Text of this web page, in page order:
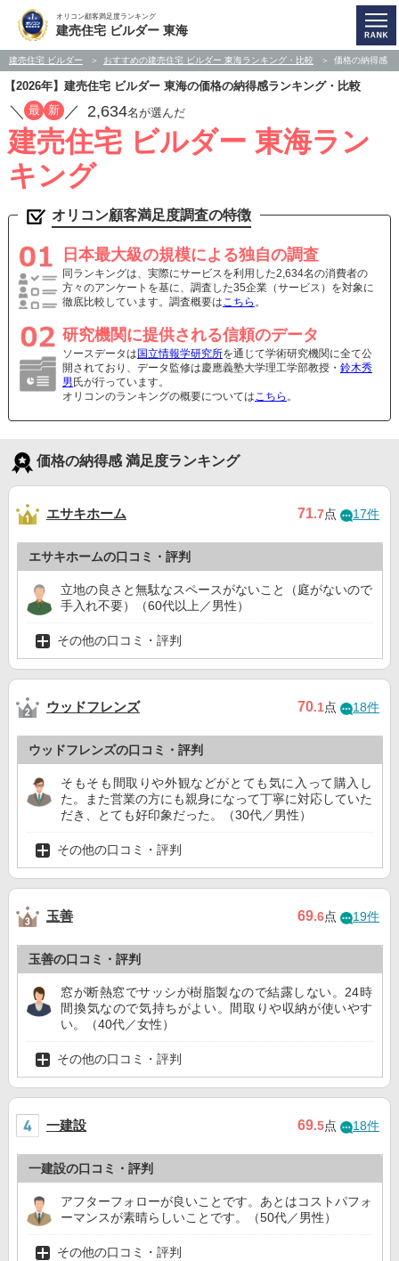
オリコン顧客満足度ランキング
建売住宅 ビルダー 東海
建売住宅 ビルダー おすすめの建売住宅 ビルダー 東海ランキング・比較 価格の納得感
【2026年】建売住宅 ビルダー 東海の価格の納得感ランキング・比較
／ 最 新 ／ 2,634名が選んだ
建売住宅 ビルダー 東海ラン
キング
オリコン顧客満足度調査の特徴
日本最大級の規模による独自の調査
同ランキングは、実際にサービスを利用した2,634名の消費者の
方々のアンケートを基に、調査した35企業（サービス）を対象に
徹底比較しています。調査概要はこちら 。
研究機関に提供される信頼のデータ
ソースデータは 国立情報学研究所を通じて学術研究機関に全て公
開されており、データ監修は慶應義塾大学理工学部教授・ 鈴木秀
男 氏が行っています。
オリコンのランキングの概要についてはこちら 。
価格の納得感 満足度ランキング
エサキホーム 71.7点 17件
エサキホームの口コミ・評判
立地の良さと無駄なスペースがないこと（庭がないので
手入れ不要）（60代以上／男性）
その他の口コミ・評判
ウッドフレンズ 70.1点 18件
ウッドフレンズの口コミ・評判
そもそも間取りや外観などがとても気に入って購入し
た。また営業の方にも親身になって丁寧に対応していた
だき、とても好印象だった。（30代／男性）
その他の口コミ・評判
玉善 69.6点 19件
玉善の口コミ・評判
窓が断熱窓でサッシが樹脂製なので結露しない。24時
間換気なので気持ちがよい。間取りや収納が使いやす
い。（40代／女性）
その他の口コミ・評判
一建設 69.5点 18件
一建設の口コミ・評判
アフターフォローが良いことです。あとはコストパフォ
ーマンスが素晴らしいことです。（50代／男性）
その他の口コミ・評判